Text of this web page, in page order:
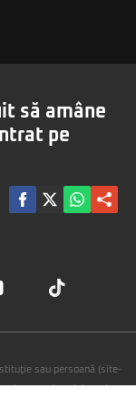
să amâne
pe
sau persoană (site-
reproduce integral